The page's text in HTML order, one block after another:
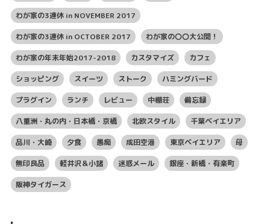
わが家の3連休 in NOVEMBER 2017
わが家の3連休 in OCTOBER 2017 わが家の〇〇大公開！
わが家の年末年始2017-2018 カスタマイズ カフェ
ショッピング スイーツ ストーク ハミングバード
プラグイン ランチ レビュー 中棚荘 備忘録
八重洲・丸の内・日本橋・京橋 北欧スタイル 千葉ベイエリア
品川・大崎 夕食 愚痴 成田空港 東京ベイエリア 母
無印良品 軽井沢＆小諸 迷惑メール 銀座・新橋・有楽町
阪神タイガース